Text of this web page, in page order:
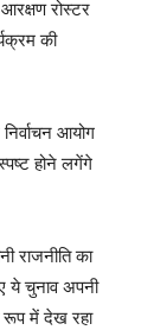
रोस्टर
की
आयोग
होने लगेंगे
राजनीति का
ये चुनाव अपनी
रूप में देख रहा